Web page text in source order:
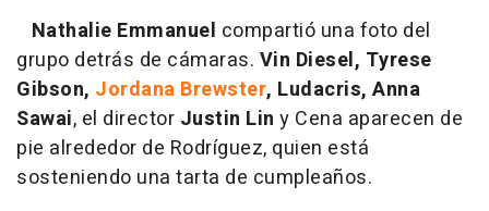
Nathalie Emmanuel compartió una foto del
grupo detrás de cámaras. Vin Diesel, Tyrese
Gibson, Jordana Brewster, Ludacris, Anna
Sawai, el director Justin Lin y Cena aparecen de
pie alrededor de Rodríguez, quien está
sosteniendo una tarta de cumpleaños.